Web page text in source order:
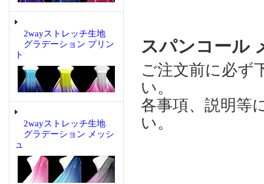
2wayストレッチ生地
グラデーション プリン
ト
2wayストレッチ生地
グラデーション メッシ
ュ
スパンコール
ご注文前に必ず
い。
各事項、説明等
い。